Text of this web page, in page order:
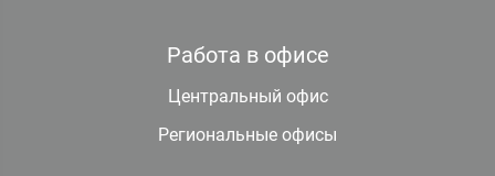
Работа в офисе
Центральный офис
Региональные офисы